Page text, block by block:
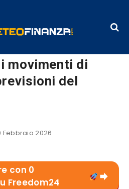
movimenti di
del
2026
con 0
Freedom24